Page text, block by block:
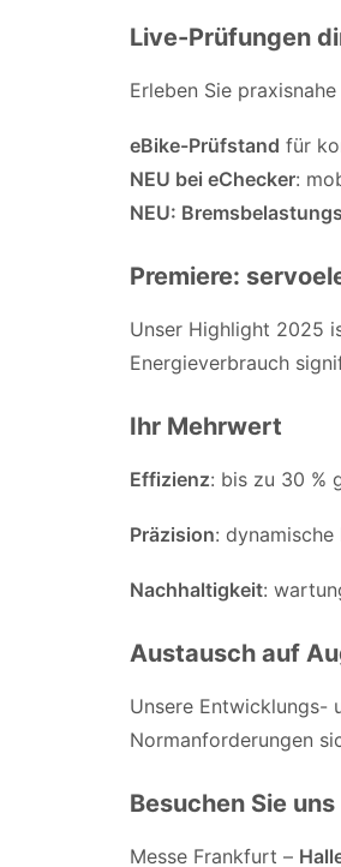
Live-Prüfungen
Erleben Sie
eBike-Prüfstand für
NEU bei eChecker:
NEU:
Premiere:
Unser Highlight 2025
Energieverbrauch
Ihr Mehrwert
Effizienz: bis zu 30 %
Präzision:
Nachhaltigkeit:
Austausch auf
Unsere Entwicklungs-
Normanforderungen
Besuchen Sie uns
Messe Frankfurt –